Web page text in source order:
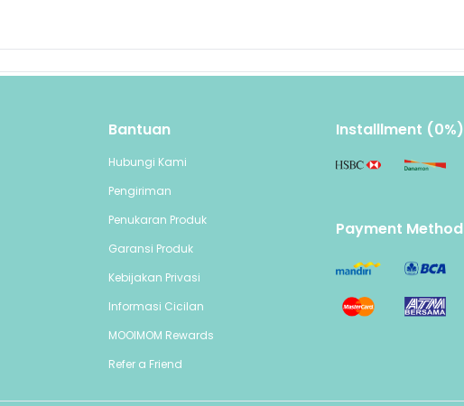
Bantuan
Hubungi Kami
Pengiriman
Penukaran Produk
Garansi Produk
Kebijakan Privasi
Informasi Cicilan
MOOIMOM Rewards
Refer a Friend
Installlment (0%)
Payment Method